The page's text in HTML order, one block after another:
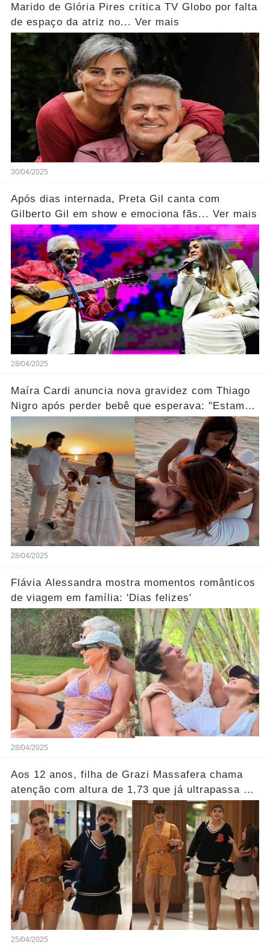
Marido de Glória Pires critica TV Globo por falta
de espaço da atriz no... Ver mais
30/04/2025
Após dias internada, Preta Gil canta com
Gilberto Gil em show e emociona fãs... Ver mais
28/04/2025
Maíra Cardi anuncia nova gravidez com Thiago
Nigro após perder bebê que esperava: "Estamos
28/04/2025
Flávia Alessandra mostra momentos românticos
de viagem em família: 'Dias felizes'
28/04/2025
Aos 12 anos, filha de Grazi Massafera chama
atenção com altura de 1,73 que já ultrapassa a
altura da mãe
25/04/2025